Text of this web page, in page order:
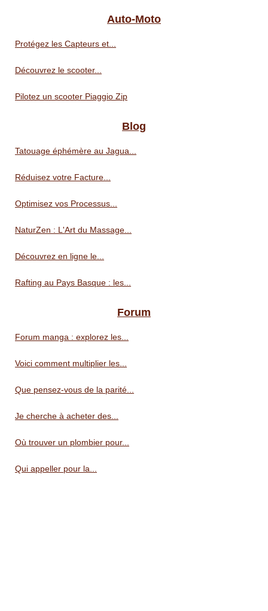
Auto-Moto
Protégez les Capteurs et...
Découvrez le scooter...
Pilotez un scooter Piaggio Zip
Blog
Tatouage éphémère au Jagua...
Réduisez votre Facture...
Optimisez vos Processus...
NaturZen : L'Art du Massage...
Découvrez en ligne le...
Rafting au Pays Basque : les...
Forum
Forum manga : explorez les...
Voici comment multiplier les...
Que pensez-vous de la parité...
Je cherche à acheter des...
Où trouver un plombier pour...
Qui appeller pour la...